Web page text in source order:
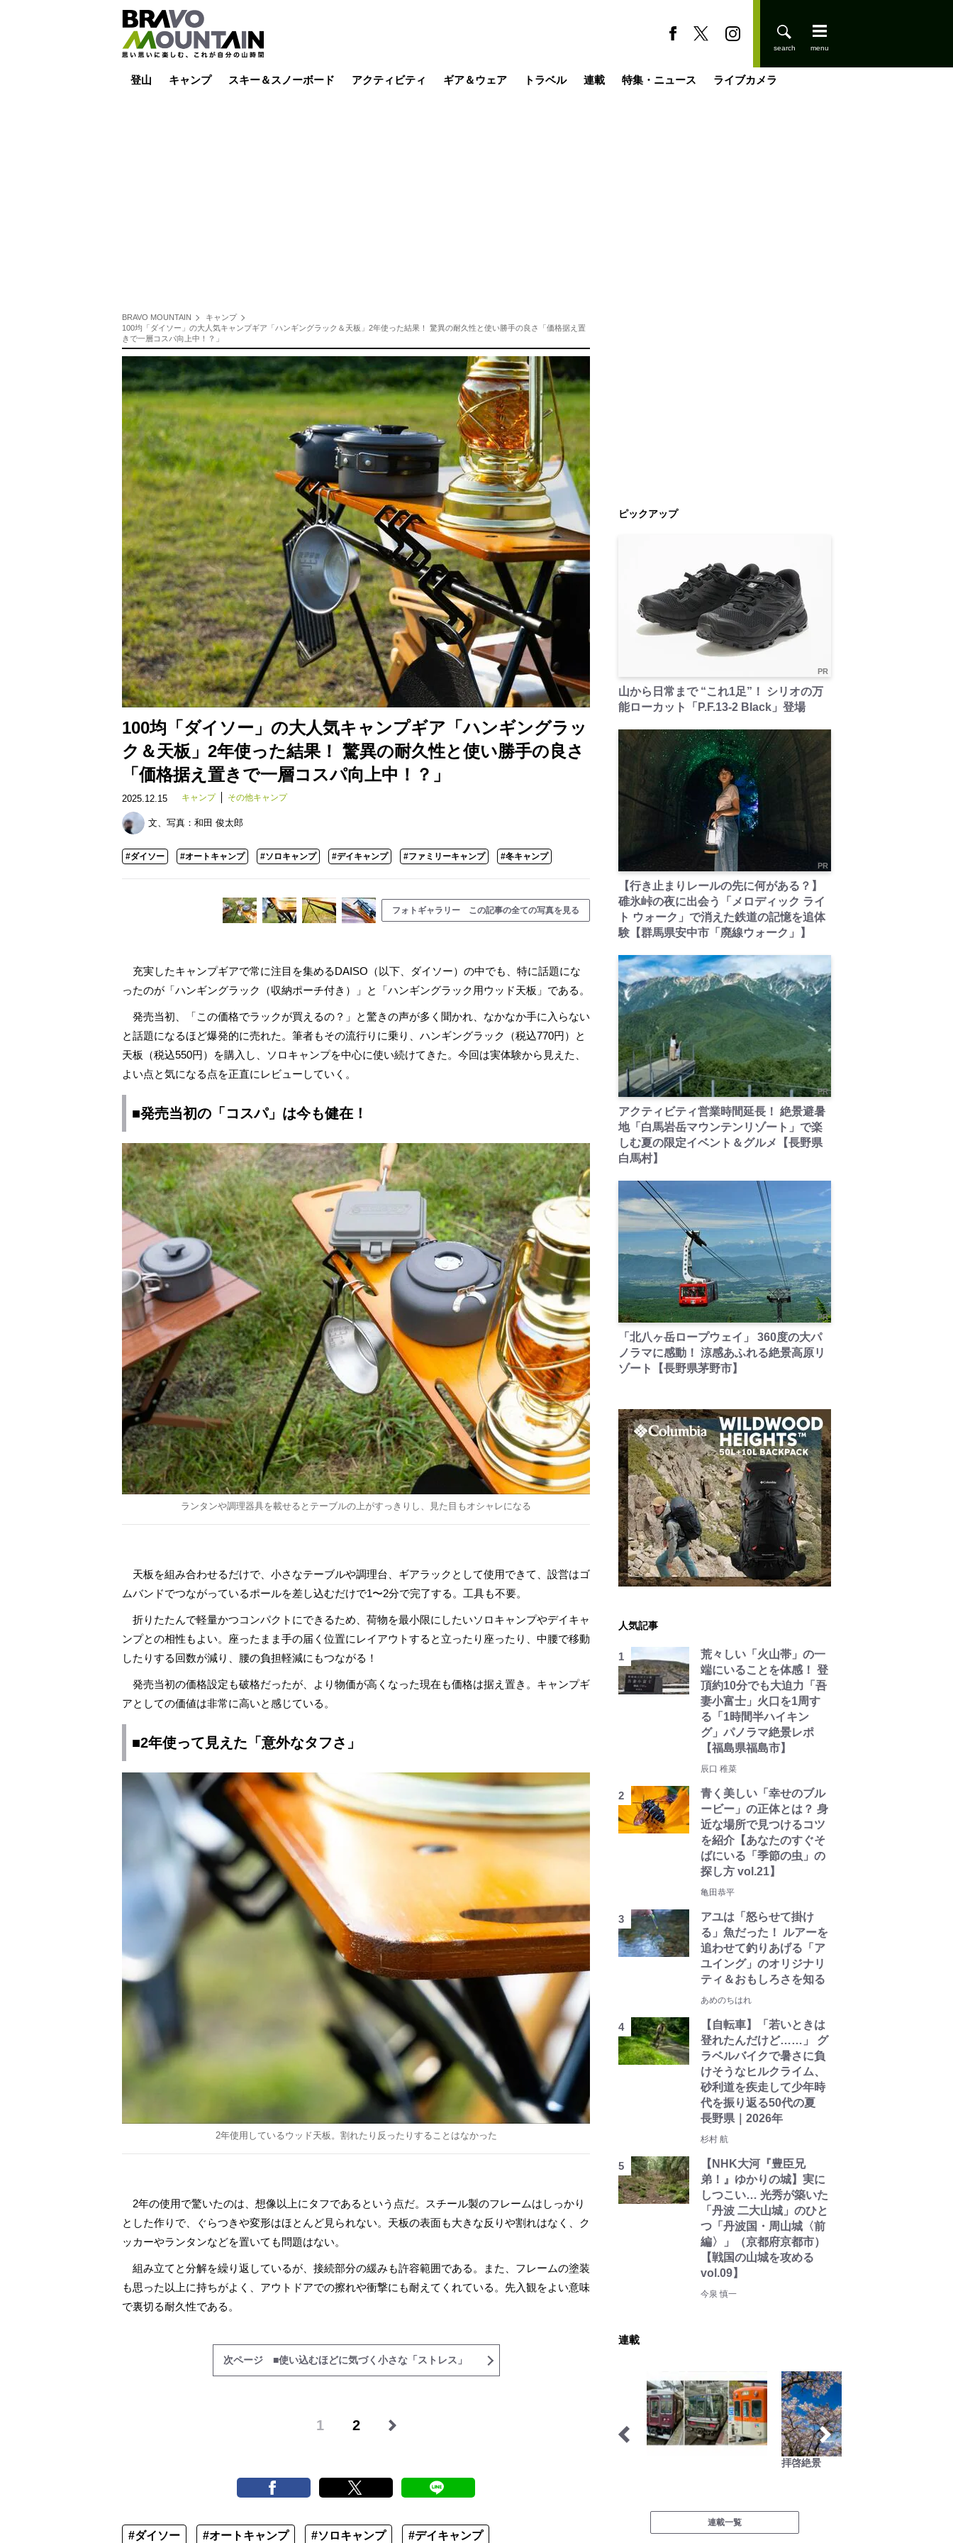
登山 キャンプ スキー＆スノーボード アクティビティ ギア＆ウェア トラベル 連載 特集・ニュース ライブカメラ
BRAVO MOUNTAIN
キャンプ
100均「ダイソー」の大人気キャンプギア「ハンギングラック＆天板」2年使った結果！ 驚異の耐久性と使い勝手の良さ「価格据え置
きで一層コスパ向上中！？」
100均「ダイソー」の大人気キャンプギア「ハンギングラッ
ク＆天板」2年使った結果！ 驚異の耐久性と使い勝手の良さ
「価格据え置きで一層コスパ向上中！？」
2025.12.15 キャンプ その他キャンプ
文、写真： 和田 俊太郎
#ダイソー #オートキャンプ #ソロキャンプ #デイキャンプ #ファミリーキャンプ #冬キャンプ
フォトギャラリー この記事の全ての写真を見る
充実したキャンプギアで常に注目を集めるDAISO（以下、ダイソー）の中でも、特に話題にな
ったのが「ハンギングラック（収納ポーチ付き）」と「ハンギングラック用ウッド天板」である。
発売当初、「この価格でラックが買えるの？」と驚きの声が多く聞かれ、なかなか手に入らない
と話題になるほど爆発的に売れた。筆者もその流行りに乗り、ハンギングラック（税込770円）と
天板（税込550円）を購入し、ソロキャンプを中心に使い続けてきた。今回は実体験から見えた、
よい点と気になる点を正直にレビューしていく。
■発売当初の「コスパ」は今も健在！
ランタンや調理器具を載せるとテーブルの上がすっきりし、見た目もオシャレになる
天板を組み合わせるだけで、小さなテーブルや調理台、ギアラックとして使用できて、設営はゴ
ムバンドでつながっているポールを差し込むだけで1〜2分で完了する。工具も不要。
折りたたんで軽量かつコンパクトにできるため、荷物を最小限にしたいソロキャンプやデイキャ
ンプとの相性もよい。座ったまま手の届く位置にレイアウトすると立ったり座ったり、中腰で移動
したりする回数が減り、腰の負担軽減にもつながる！
発売当初の価格設定も破格だったが、より物価が高くなった現在も価格は据え置き。キャンプギ
アとしての価値は非常に高いと感じている。
■2年使って見えた「意外なタフさ」
2年使用しているウッド天板。割れたり反ったりすることはなかった
2年の使用で驚いたのは、想像以上にタフであるという点だ。スチール製のフレームはしっかり
とした作りで、ぐらつきや変形はほとんど見られない。天板の表面も大きな反りや割れはなく、ク
ッカーやランタンなどを置いても問題はない。
組み立てと分解を繰り返しているが、接続部分の緩みも許容範囲である。また、フレームの塗装
も思った以上に持ちがよく、アウトドアでの擦れや衝撃にも耐えてくれている。先入観をよい意味
で裏切る耐久性である。
次ページ ■使い込むほどに気づく小さな「ストレス」
1 2
#ダイソー #オートキャンプ #ソロキャンプ #デイキャンプ
ピックアップ
PR
山から日常まで “これ1足”！ シリオの万
能ローカット「P.F.13-2 Black」登場
PR
【行き止まりレールの先に何がある？】
碓氷峠の夜に出会う「メロディック ライ
ト ウォーク」で消えた鉄道の記憶を追体
験【群馬県安中市「廃線ウォーク」】
PR
アクティビティ営業時間延長！ 絶景避暑
地「白馬岩岳マウンテンリゾート」で楽
しむ夏の限定イベント＆グルメ【長野県
白馬村】
PR
「北八ヶ岳ロープウェイ」 360度の大パ
ノラマに感動！ 涼感あふれる絶景高原リ
ゾート【長野県茅野市】
人気記事
荒々しい「火山帯」の一
端にいることを体感！ 登
頂約10分でも大迫力「吾
妻小富士」火口を1周す
る「1時間半ハイキン
グ」パノラマ絶景レポ
【福島県福島市】
辰口 稚菜
青く美しい「幸せのブル
ービー」の正体とは？ 身
近な場所で見つけるコツ
を紹介【あなたのすぐそ
ばにいる「季節の虫」の
探し方 vol.21】
亀田恭平
アユは「怒らせて掛け
る」魚だった！ ルアーを
追わせて釣りあげる「ア
ユイング」のオリジナリ
ティ＆おもしろさを知る
あめのちはれ
【自転車】「若いときは
登れたんだけど……」 グ
ラベルバイクで暑さに負
けそうなヒルクライム、
砂利道を疾走して少年時
代を振り返る50代の夏
長野県｜2026年
杉村 航
【NHK大河『豊臣兄
弟！』ゆかりの城】実に
しつこい… 光秀が築いた
「丹波 二大山城」のひと
つ「丹波国・周山城〈前
編〉」（京都府京都市）
【戦国の山城を攻める
vol.09】
今泉 慎一
連載
拝啓絶景
連載一覧